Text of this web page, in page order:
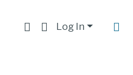
Log In